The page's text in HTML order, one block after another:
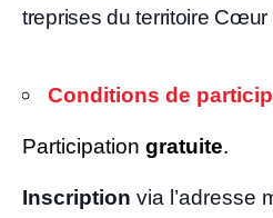
tre­prises du ter­ri­toire Cœur
Condi­tions de
Par­ti­ci­pa­tion gra­tuite.
Ins­crip­tion via l’a­dresse